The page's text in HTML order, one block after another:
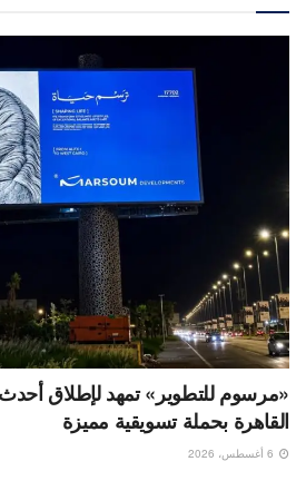
«مرسوم للتطوير» تمهد لإطلاق
القاهرة بحملة تسويقية مميزة